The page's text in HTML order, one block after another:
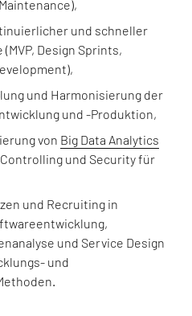
und schneller
Design Sprints,
und Harmonisierung der
und -Produktion,
von Big Data Analytics
und Security für
und Recruiting in
und Service Design
und